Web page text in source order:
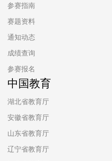
参赛指南
赛题资料
通知动态
成绩查询
参赛报名
中国教育
湖北省教育厅
安徽省教育厅
山东省教育厅
辽宁省教育厅